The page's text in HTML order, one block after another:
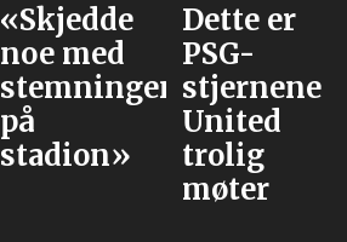
«Skjedde
noe med
stemningen
på
stadion»
Dette er
PSG-
stjernene
United
trolig
møter